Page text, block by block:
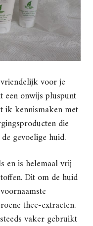
voor je
een onwijs pluspunt
ik kennismaken met
die
gevoelige huid.
en is helemaal vrij
Dit om de huid
thee-extracten.
vaker gebruikt